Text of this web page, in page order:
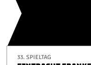
33. SPIELTAG